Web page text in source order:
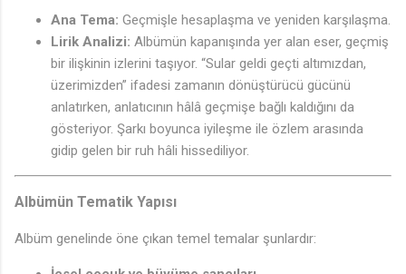
Ana Tema: Geçmişle hesaplaşma ve yeniden karşılaşma.
Lirik Analizi: Albümün kapanışında yer alan eser, geçmiş
bir ilişkinin izlerini taşıyor. “Sular geldi geçti altımızdan,
üzerimizden” ifadesi zamanın dönüştürücü gücünü
anlatırken, anlatıcının hâlâ geçmişe bağlı kaldığını da
gösteriyor. Şarkı boyunca iyileşme ile özlem arasında
gidip gelen bir ruh hâli hissediliyor.
Albümün Tematik Yapısı
Albüm genelinde öne çıkan temel temalar şunlardır:
♪